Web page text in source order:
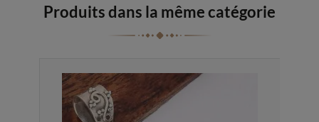
Produits dans la même catégorie